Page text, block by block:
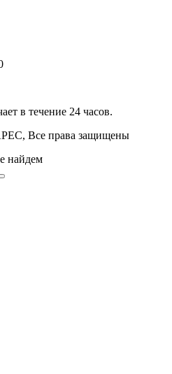
в течение 24 часов.
Все права защищены
найдем